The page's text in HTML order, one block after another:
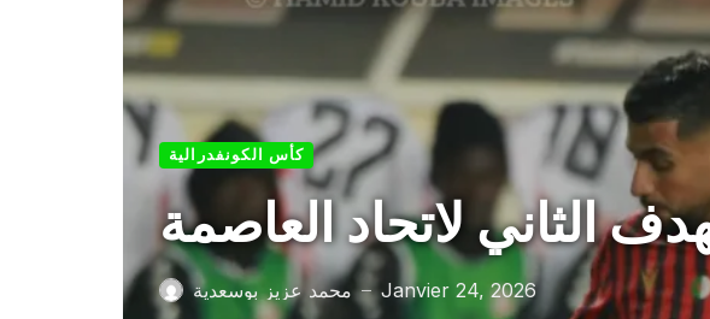
كأس الكونفدرالية
الثاني لاتحاد العاصمة
محمد عزيز بوسعدية — Janvier 24, 2026